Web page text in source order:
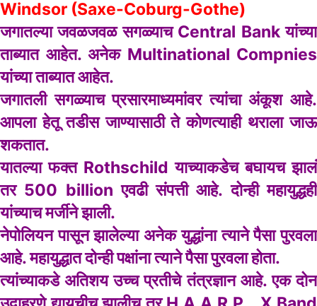
Windsor (Saxe-Coburg-Gothe)
जगातल्या जवळजवळ सगळ्याच Central Bank यांच्या
ताब्यात आहेत. अनेक Multinational Compnies
यांच्या ताब्यात आहेत.
जगातली सगळ्याच प्रसारमाध्यमांवर त्यांचा अंकूश आहे.
आपला हेतू तडीस जाण्यासाठी ते कोणत्याही थराला जाऊ
शकतात.
यातल्या फक्त Rothschild याच्याकडेच बघायच झालं
तर 500 billion एवढी संपत्ती आहे. दोन्ही महायुद्धही
यांच्याच मर्जीने झाली.
नेपोलियन पासून झालेल्या अनेक युद्धांना त्याने पैसा पुरवला
आहे. महायुद्धात दोन्ही पक्षांना त्याने पैसा पुरवला होता.
त्यांच्याकडे अतिशय उच्च प्रतीचे तंत्रज्ञान आहे. एक दोन